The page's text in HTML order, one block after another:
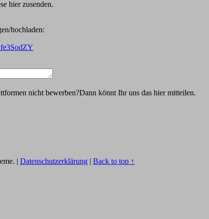
hier zusenden.
hochladen:
nicht bewerben?Dann könnt Ihr uns das hier mitteilen.
| Datenschutzerklärung | Back to top ↑